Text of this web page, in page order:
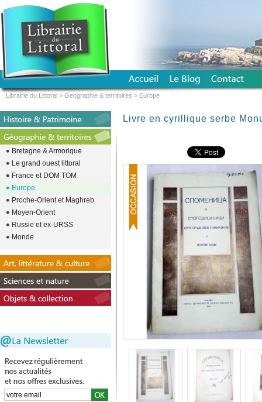
Livre en cyrillique serbe
Bretagne & Armorique
Le grand ouest littoral
France et DOM TOM
Europe
Proche-Orient et Maghreb
Moyen-Orient
Russie et ex-URSS
Monde
Librairie du Littoral > Geographie & territoires > Europe